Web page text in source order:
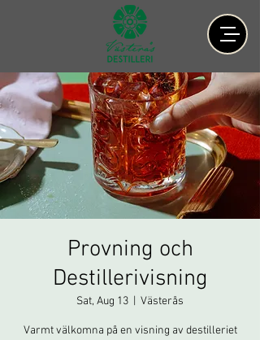
Provning och
Destillerivisning
Sat, Aug 13 Västerås
Varmt välkomna på en visning av destilleriet